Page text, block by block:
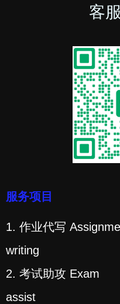
客
服务项目
1. 作业代写
writing
2. 考试助攻 Exam
assist